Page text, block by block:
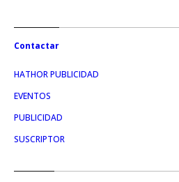
Contactar
HATHOR PUBLICIDAD
EVENTOS
PUBLICIDAD
SUSCRIPTOR